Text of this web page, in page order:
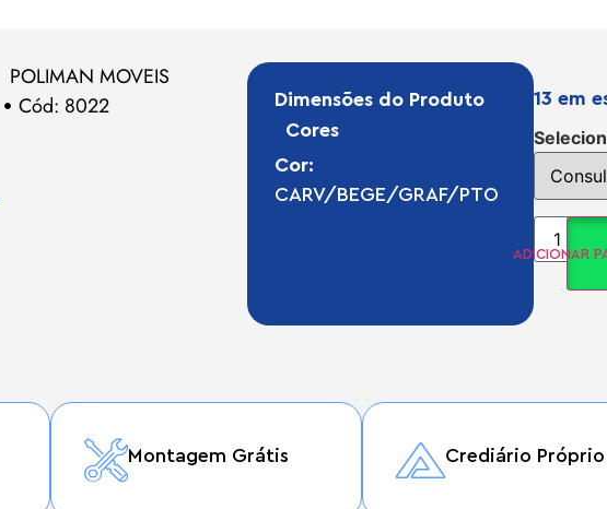
POLIMAN MOVEIS
Cód: 8022
Dimensões do Produto
Cores
Cor:
CARV/BEGE/GRAF/PTO
13 em
ADICIONAR
Montagem Grátis Crediário Próprio